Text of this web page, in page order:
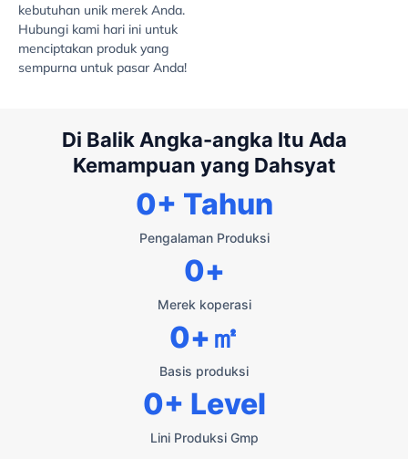
kebutuhan unik merek Anda.
Hubungi kami hari ini untuk
menciptakan produk yang
sempurna untuk pasar Anda!
Di Balik Angka-angka Itu Ada
Kemampuan yang Dahsyat
Pengalaman Produksi
0+ Tahun
Merek koperasi
0+
Basis produksi
0+㎡
Lini Produksi Gmp
0+ Level